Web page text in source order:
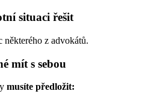
situaci řešit
některého z advokátů.
mít s sebou
musíte předložit: